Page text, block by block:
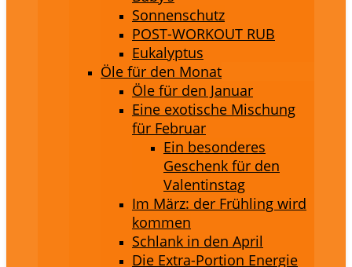
Sonnenschutz
POST-WORKOUT RUB
Eukalyptus
Öle für den Monat
Öle für den Januar
Eine exotische Mischung
für Februar
Ein besonderes
Geschenk für den
Valentinstag
Im März: der Frühling wird
kommen
Schlank in den April
Die Extra-Portion Energie